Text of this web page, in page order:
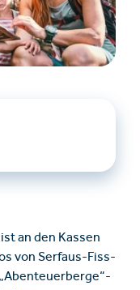
an den Kassen
von Serfaus-Fiss-